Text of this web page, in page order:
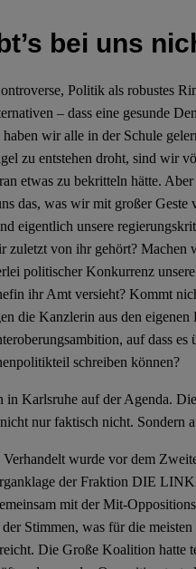
bei uns
Politik als robustes
– dass eine gesunde
wir alle in der Schule
zu entstehen droht, sind wir
etwas zu bekritteln hätte.
das, was wir mit großer Geste
eigentlich unsere
zuletzt von ihr gehört? Machen
politischer Konkurrenz
ihr Amt versieht? Kommt
die Kanzlerin aus den
auf dass es
schreiben können?
in Karlsruhe auf der Agenda.
nur faktisch nicht. Sondern
Verhandelt wurde vor dem
der Fraktion DIE
mit der Mit-
Stimmen, was für die meisten
Die Große Koalition hatte